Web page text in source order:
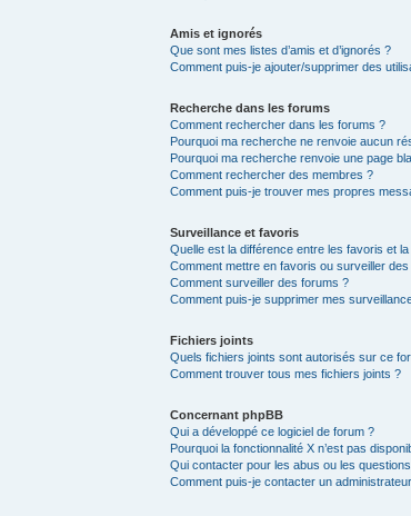
Amis et ignorés
Que sont mes listes d’amis et d’ignorés ?
Comment puis-je ajouter/supprimer des
Recherche dans les forums
Comment rechercher dans les forums ?
Pourquoi ma recherche ne renvoie aucun
Pourquoi ma recherche renvoie une page
Comment rechercher des membres ?
Comment puis-je trouver mes propres
Surveillance et favoris
Quelle est la différence entre les favoris et
Comment mettre en favoris ou surveiller
Comment surveiller des forums ?
Comment puis-je supprimer mes
Fichiers joints
Quels fichiers joints sont autorisés sur ce
Comment trouver tous mes fichiers joints ?
Concernant phpBB
Qui a développé ce logiciel de forum ?
Pourquoi la fonctionnalité X n’est pas
Qui contacter pour les abus ou les
Comment puis-je contacter un